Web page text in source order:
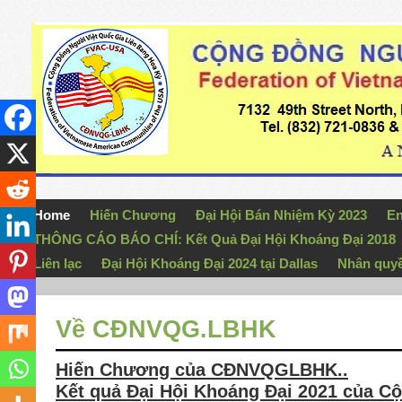
Home Hiến Chương Đại Hội Bán Nhiệm Kỳ 2023
THÔNG CÁO BÁO CHÍ: Kết Quả Đại Hội Khoáng Đại 2018
Liên lạc
Đại Hội Khoáng Đại 2024 tại Dallas Nhân
Về CĐNVQG.LBHK
Hiến Chương của CĐNVQGLBHK..
Kết quả Đại Hội Khoáng Đại 2021 của